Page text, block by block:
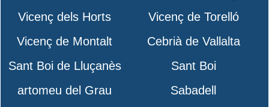
Vicenç dels Horts
Vicenç de Torelló
Vicenç de Montalt
Cebrià de Vallalta
Sant Boi de Lluçanès
Sant Boi
artomeu del Grau
Sabadell